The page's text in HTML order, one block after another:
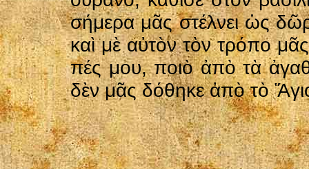
σήμερα μᾶς στέλνει ὡς
καὶ μὲ αὐτὸν τὸν τρόπο
πές μου, ποιὸ ἀπὸ τὰ
δὲν μᾶς δόθηκε ἀπὸ τὸ